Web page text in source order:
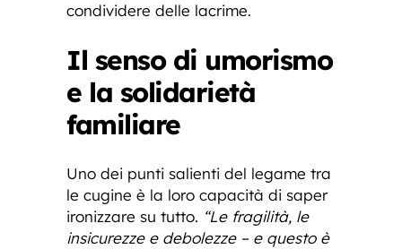
condividere delle lacrime.
Il senso di umorismo
e la solidarietà
familiare
Uno dei punti salienti del legame tra
le cugine è la loro capacità di saper
ironizzare su tutto. “Le fragilità, le
insicurezze e debolezze – e questo è